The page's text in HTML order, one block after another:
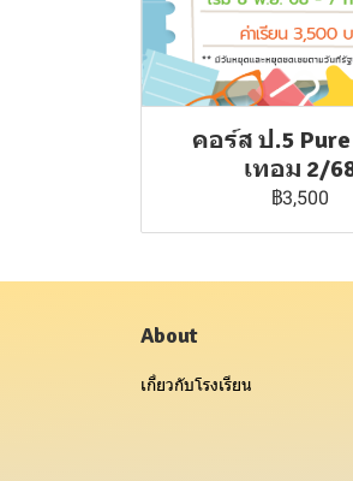
คอร์ส ป.5 Pure
เทอม 2/
฿3,500
About
เกี่ยวกับโรงเรียน